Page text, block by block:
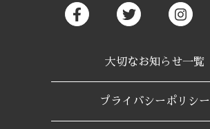
大切なお知らせ一覧
プライバシーポリシー